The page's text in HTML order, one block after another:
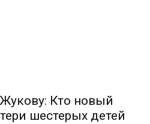
Кто новый
шестерых детей